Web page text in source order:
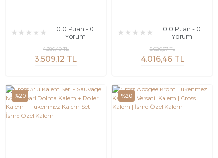
0.0 Puan - 0
Yorum
3.509,12 TL
4.386,40 TL
0.0 Puan - 0
Yorum
4.016,46 TL
5.020,57 TL
%20 %20